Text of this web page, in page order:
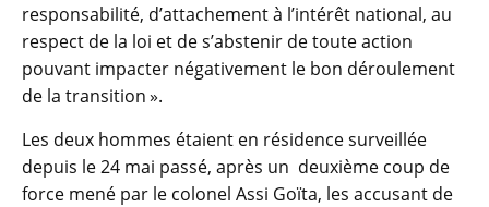
responsabilité, d’attachement à l’intérêt national, au
respect de la loi et de s’abstenir de toute action
pouvant impacter négativement le bon déroulement
de la transition ».
Les deux hommes étaient en résidence surveillée
depuis le 24 mai passé, après un deuxième coup de
force mené par le colonel Assi Goïta, les accusant de